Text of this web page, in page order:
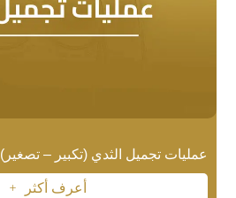
عمليات تجميل الثدي (تكبير – تصغير)
أعرف أكثر L